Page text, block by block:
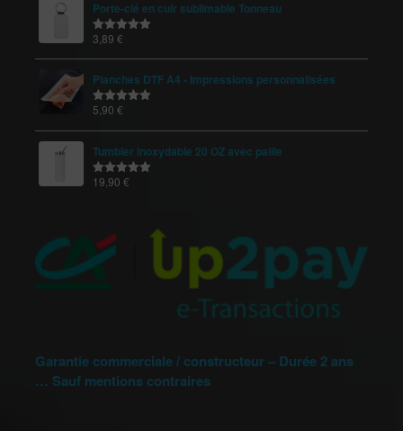
Porte-clé en cuir sublimable Tonneau
Note5.00
3,89 €
Planches DTF A4 - Impressions personnalisées
Note5.00
5,90 €
Tumbler inoxydable 20 OZ avec paille
Note5.00
19,90 €
Garantie commerciale / constructeur – Durée 2 ans
… Sauf mentions contraires